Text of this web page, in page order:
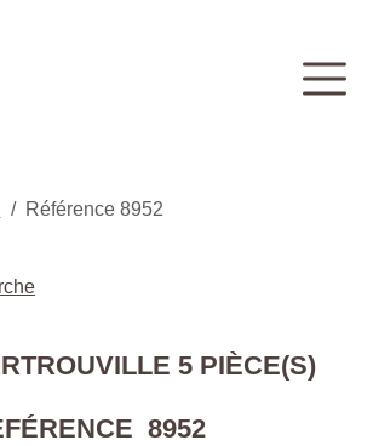
Référence 8952
5 PIÈCE(S)
8952